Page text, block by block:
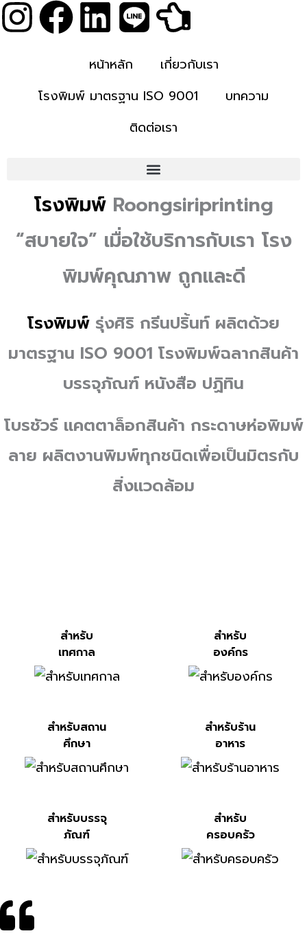
Skip
to I
g
r
a
F
a
c
o
o
k
L
i
n
d
i
n
L
n
e
H
a
n
d
p
o
i
n
t
-
l
e
f
t
หน้าหลัก
เกี่ยวกับเรา
โรงพิมพ์ มาตรฐาน ISO 9001
บทความ
ติดต่อเรา
"สบายใจ" กับโรงพิมพ์
มืออาชีพ ครบวงจร ถูกและดี
โรงพิมพ์Roongsiriprinting
“สบายใจ” เมื่อใช้บริการกับเรา โรง
พิมพ์คุณภาพ ถูกและดี
โรงพิมพ์ รุ่งศิริ กรีนปริ้นท์ ผลิตด้วย
มาตรฐาน ISO 9001 โรงพิมพ์ฉลากสินค้า
บรรจุภัณฑ์ หนังสือ ปฏิทิน
โบรชัวร์ แคตตาล็อกสินค้า กระดาษห่อพิมพ์
ลาย ผลิตงานพิมพ์ทุกชนิดเพื่อเป็นมิตรกับ
สิ่งแวดล้อม
สำหรับ
เทศกาล
สำหรับ
องค์กร
สำหรับสถาน
ศึกษา
สำหรับร้าน
อาหาร
สำหรับบรรจุ
ภัณฑ์
สำหรับ
ครอบครัว